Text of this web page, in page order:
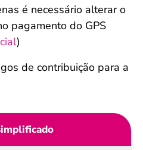
é necessário alterar o
pagamento do GPS
)
de contribuição para a